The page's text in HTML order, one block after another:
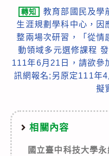
轉知
教育部國民及學
生涯規劃學科中心，因
整兩場次研習，「從情
動領域多元選修課程
111年6月21日，請欲參
訊網報名;另原定111年
擬
相關內容
國立臺中科技大學